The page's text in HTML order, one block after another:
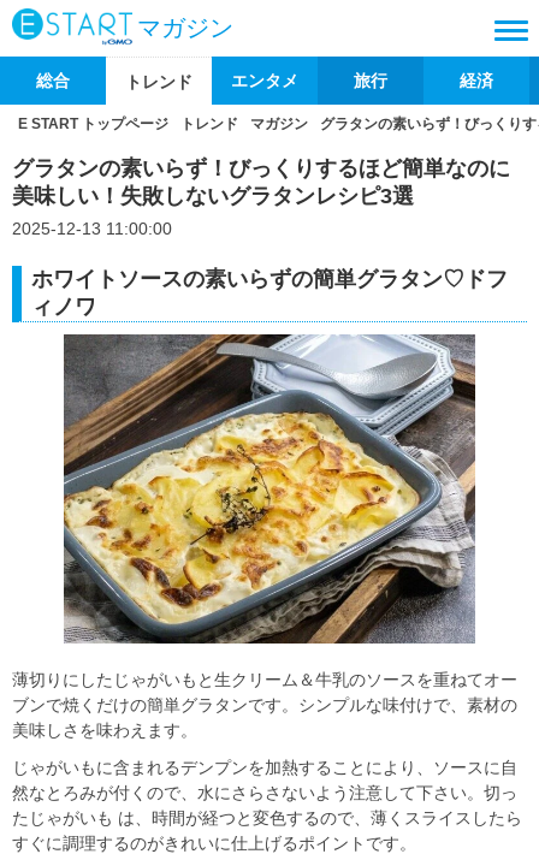
マガジン
総合 トレンド エンタメ 旅行 経済
E START トップページ トレンド マガジン グラタンの素いらず！びっくり
グラタンの素いらず！びっくりするほど簡単なのに
美味しい！失敗しないグラタンレシピ3選
2025-12-13 11:00:00
ホワイトソースの素いらずの簡単グラタン♡ドフ
ィノワ
薄切りにしたじゃがいもと生クリーム＆牛乳のソースを重ねてオー
ブンで焼くだけの簡単グラタンです。シンプルな味付けで、素材の
美味しさを味わえます。
じゃがいもに含まれるデンプンを加熱することにより、ソースに自
然なとろみが付くので、水にさらさないよう注意して下さい。切っ
たじゃがいも は、時間が経つと変色するので、薄くスライスしたら
すぐに調理するのがきれいに仕上げるポイントです。